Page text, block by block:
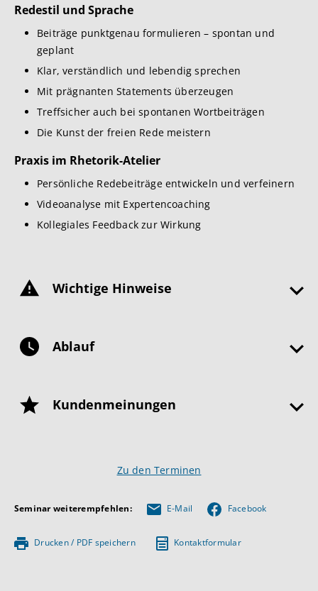
Redestil und Sprache
Beiträge punktgenau formulieren – spontan und
geplant
Klar, verständlich und lebendig sprechen
Mit prägnanten Statements überzeugen
Treffsicher auch bei spontanen Wortbeiträgen
Die Kunst der freien Rede meistern
Praxis im Rhetorik-Atelier
Persönliche Redebeiträge entwickeln und verfeinern
Videoanalyse mit Expertencoaching
Kollegiales Feedback zur Wirkung
Wichtige Hinweise
Ablauf
Kundenmeinungen
Zu den Terminen
Seminar weiterempfehlen: E-Mail Facebook
Drucken / PDF speichern Kontaktformular